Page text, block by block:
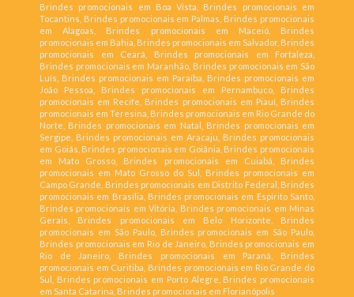
Brindes promocionais em Boa Vista, Brindes promocionais em
Tocantins, Brindes promocionais em Palmas, Brindes promocionais
em Alagoas, Brindes promocionais em Maceió, Brindes
promocionais em Bahia, Brindes promocionais em Salvador, Brindes
promocionais em Ceará, Brindes promocionais em Fortaleza,
Brindes promocionais em Maranhão, Brindes promocionais em São
Luís, Brindes promocionais em Paraíba, Brindes promocionais em
João Pessoa, Brindes promocionais em Pernambuco, Brindes
promocionais em Recife, Brindes promocionais em Piauí, Brindes
promocionais em Teresina, Brindes promocionais em Rio Grande do
Norte, Brindes promocionais em Natal, Brindes promocionais em
Sergipe, Brindes promocionais em Aracaju, Brindes promocionais
em Goiás, Brindes promocionais em Goiânia, Brindes promocionais
em Mato Grosso, Brindes promocionais em Cuiabá, Brindes
promocionais em Mato Grosso do Sul, Brindes promocionais em
Campo Grande, Brindes promocionais em Distrito Federal, Brindes
promocionais em Brasília, Brindes promocionais em Espírito Santo,
Brindes promocionais em Vitória, Brindes promocionais em Minas
Gerais, Brindes promocionais em Belo Horizonte, Brindes
promocionais em São Paulo, Brindes promocionais em São Paulo,
Brindes promocionais em Rio de Janeiro, Brindes promocionais em
Rio de Janeiro, Brindes promocionais em Paraná, Brindes
promocionais em Curitiba, Brindes promocionais em Rio Grande do
Sul, Brindes promocionais em Porto Alegre, Brindes promocionais
em Santa Catarina, Brindes promocionais em Florianópolis